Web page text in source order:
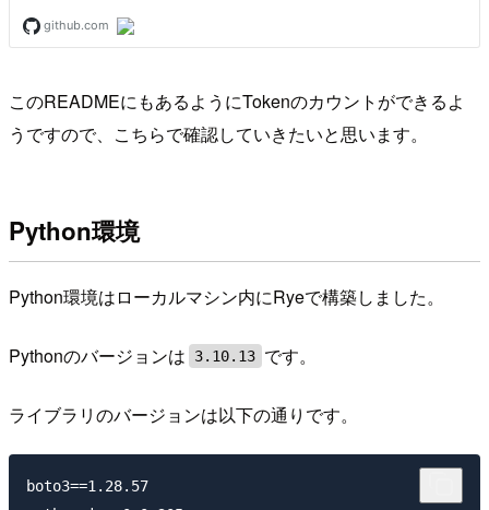
このREADMEにもあるようにTokenのカウントができるよ
うですので、こちらで確認していきたいと思います。
Python環境
Python環境はローカルマシン内にRyeで構築しました。
Pythonのバージョンは 3.10.13 です。
ライブラリのバージョンは以下の通りです。
boto3==1.28.57